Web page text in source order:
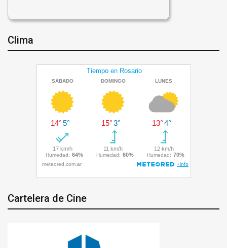
Clima
Cartelera de Cine